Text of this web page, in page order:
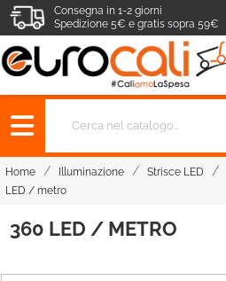
Consegna in 1-2 giorni
Spedizione 5€ e gratis sopra 59€
Home Illuminazione Strisce LED
LED / metro
360 LED / METRO